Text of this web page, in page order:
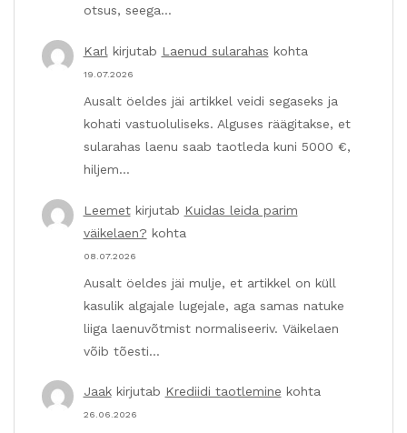
otsus, seega…
Karl kirjutab Laenud sularahas kohta
19.07.2026
Ausalt öeldes jäi artikkel veidi segaseks ja
kohati vastuoluliseks. Alguses räägitakse, et
sularahas laenu saab taotleda kuni 5000 €,
hiljem…
Leemetkirjutab Kuidas leida parim
väikelaen? kohta
08.07.2026
Ausalt öeldes jäi mulje, et artikkel on küll
kasulik algajale lugejale, aga samas natuke
liiga laenuvõtmist normaliseeriv. Väikelaen
võib tõesti…
Jaakkirjutab Krediidi taotlemine kohta
26.06.2026